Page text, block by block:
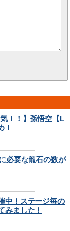
！！】孫悟空【L
！
必要な龍石の数が
中！ステージ毎の
みました！